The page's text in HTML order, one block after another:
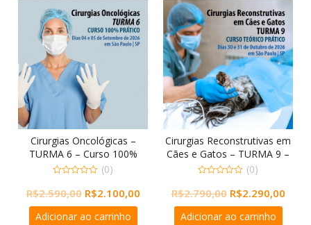
R$2.790,00.R$2.290,00.
R$2.790,00.
Cirurgias Oncológicas –
TURMA 6 – Curso 100%
Prático
out
of
5
(0)
R$2.590,00 O
preço
R$2.100,00O
Adicionar ao carrinho
Cirurgias Reconstrutivas em
Cães e Gatos – TURMA 9 –
Curso Teórico Prático
out
of
5
(0)
R$2.790,00 O
preço
R$2.290,00O
Adicionar ao carrinho